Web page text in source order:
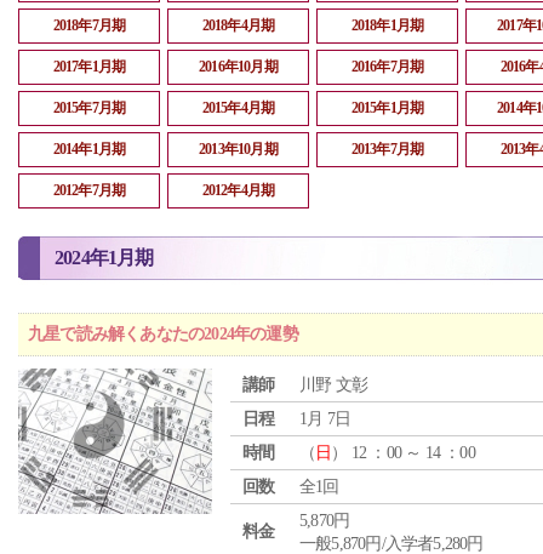
2018年7月期 2018年4月期 2018年1月期 2017年
2017年1月期 2016年10月期 2016年7月期 2016
2015年7月期 2015年4月期 2015年1月期 2014年
2014年1月期 2013年10月期 2013年7月期 2013
2012年7月期 2012年4月期
2024年1月期
九星で読み解くあなたの2024年の運勢
講師
川野 文彰
日程
1月 7日
時間
（ 日 ） 12 ：00 ～ 14 ：00
回数
全1回
料金
5,870円
一般5,870円/入学者5,280円